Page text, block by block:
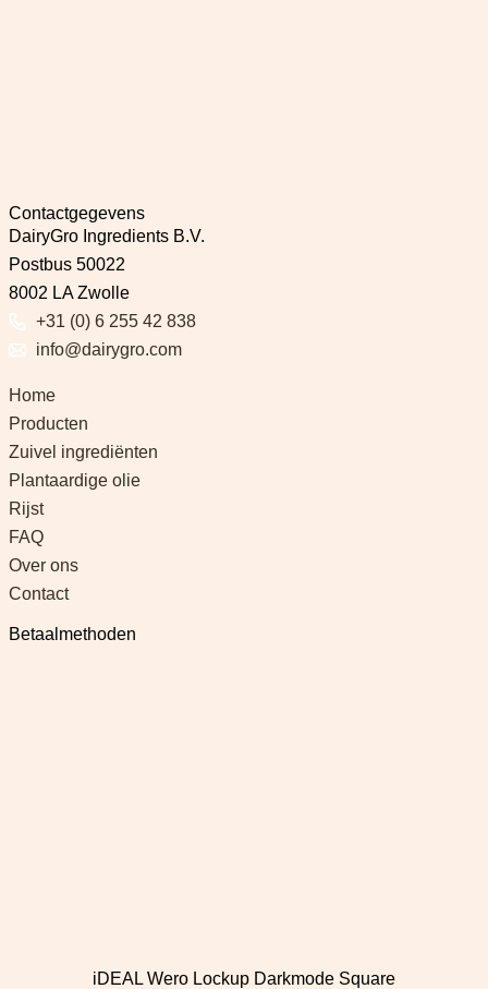
Contactgegevens
DairyGro Ingredients B.V.
Postbus 50022
8002 LA Zwolle
+31 (0) 6 255 42 838
info@dairygro.com
Home
Producten
Zuivel ingrediënten
Plantaardige olie
Rijst
FAQ
Over ons
Contact
Betaalmethoden
iDEAL Wero Lockup Darkmode Square